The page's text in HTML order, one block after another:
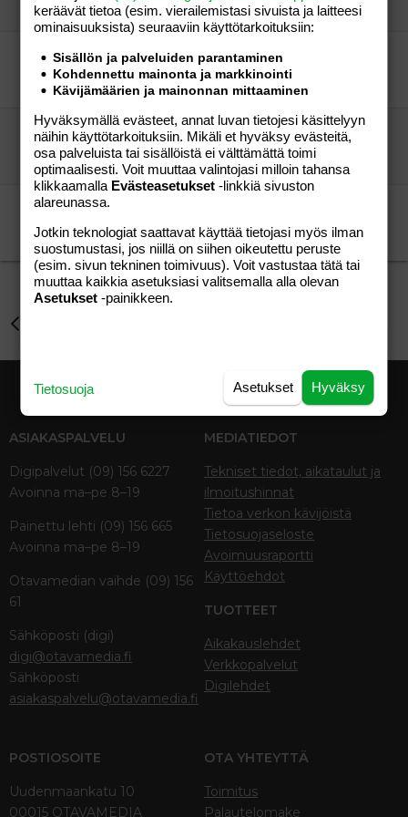
8
Perhe-elämä
03.05.2006
-nanne-
Kaipaan tosiystäviä!!!
Angelgirlie Perhe-elämä
1
Perhe-elämä
17.01.2005
viuhti
RAUMA/EURAJOKI HOHOI
Maijanen Perhe-elämä
0
Perhe-elämä
05.09.2007
Maijanen
messengeriin uusia ihmisiä?
DharmaMom82
Perhe-elämä
1
Perhe-elämä
03.01.2007
nenäliiiina
ASIAKASPALVELU
Digipalvelut (09) 156 6227
Avoinna ma–pe 8–19
Painettu lehti (09) 156 665
Avoinna ma–pe 8–19
Otavamedian vaihde (09) 156
61
Sähköposti (digi)
digi@otavamedia.fi
Sähköposti
asiakaspalvelu@otavamedia.fi
MEDIATIEDOT
Tekniset tiedot, aikataulut ja
ilmoitushinnat
Tietoa verkon kävijöistä
Tietosuojaseloste
Avoimuusraportti
Käyttöehdot
TUOTTEET
Aikakauslehdet
Verkkopalvelut
Digilehdet
POSTIOSOITE
Uudenmaankatu 10
00015 OTAVAMEDIA
OTA YHTEYTTÄ
Toimitus
Palautelomake
keräävät tietoa (esim. vierailemis­tasi sivuista ja laitteesi
ominaisuuk­sista) seuraaviin käyttötarkoituksiin:
Sisällön ja palveluiden parantaminen
Kohdennettu mainonta ja markkinointi
Kävijämäärien ja mainonnan mittaaminen
Hyväksymällä evästeet, annat luvan tietojesi käsittelyyn
näihin käyttötarkoituksiin. Mikäli et hyväksy evästeitä,
osa palveluista tai sisällöistä ei välttämättä toimi
optimaalisesti. Voit muuttaa valintojasi milloin tahansa
klikkaamalla Evästeasetukset -linkkiä sivuston
alareunassa.
Jotkin teknologiat saattavat käyttää tietojasi myös ilman
suostumustasi, jos niillä on siihen oikeutettu peruste
(esim. sivun tekninen toimivuus). Voit vastustaa tätä tai
muuttaa kaikkia asetuksiasi valitsemalla alla olevan
Asetukset -painikkeen.
Hyväksy
Asetukset
Tietosuoja